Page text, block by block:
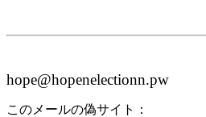
hope@hopenelectionn.pw
このメールの偽サイト：